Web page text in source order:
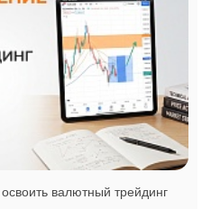
валютный трейдинг